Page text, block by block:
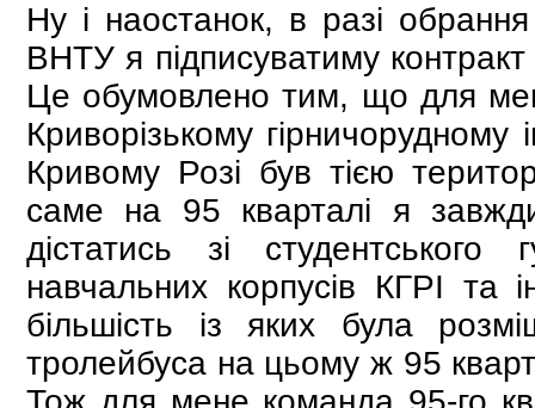
Ну і наостанок, в разі
ВНТУ я підписуватиму
Це обумовлено тим, що для
Криворізькому гірничорудному
Кривому Розі був тією
саме на 95 кварталі я
дістатись зі
навчальних корпусів КГРІ та
більшість із яких була
тролейбуса на цьому ж 95